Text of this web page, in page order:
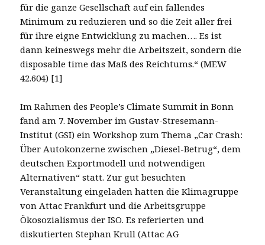
für die ganze Gesellschaft auf ein fallendes
Minimum zu reduzieren und so die Zeit aller frei
für ihre eigne Entwicklung zu machen…. Es ist
dann keineswegs mehr die Arbeitszeit, sondern die
disposable time das Maß des Reichtums.“ (MEW
42.604) [1]
Im Rahmen des People’s Climate Summit in Bonn
fand am 7. November im Gustav-Stresemann-
Institut (GSI) ein Workshop zum Thema „Car Crash:
Über Autokonzerne zwischen „Diesel-Betrug“, dem
deutschen Exportmodell und notwendigen
Alternativen“ statt. Zur gut besuchten
Veranstaltung eingeladen hatten die Klimagruppe
von Attac Frankfurt und die Arbeitsgruppe
Ökosozialismus der ISO. Es referierten und
diskutierten Stephan Krull (Attac AG